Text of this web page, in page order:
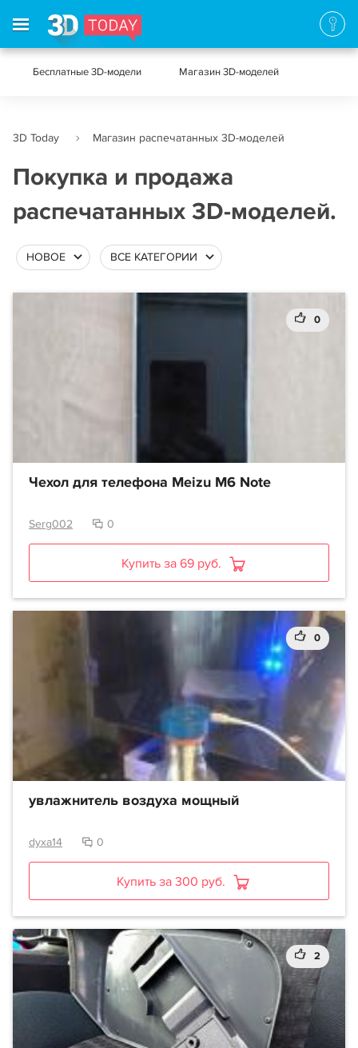
Бесплатные 3D-модели Магазин 3D-моделей
3D Today Магазин распечатанных 3D-моделей
Покупка и продажа
распечатанных 3D-моделей.
НОВОЕ ВСЕ КАТЕГОРИИ
0
Чехол для телефона Meizu M6 Note
Serg002 0
Купить за 69 руб.
0
увлажнитель воздуха мощный
dyxa14 0
Купить за 300 руб.
2